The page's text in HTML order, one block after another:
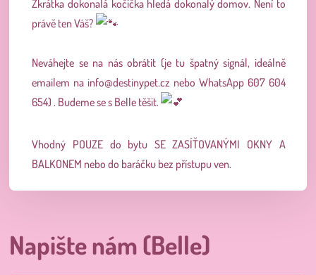
Zkrátka dokonalá kočička hledá dokonalý domov. Není to
právě ten Váš?
Neváhejte se na nás obrátit (je tu špatný signál, ideálně
emailem na info@destinypet.cz nebo WhatsApp 607 604
654) . Budeme se s Belle těšit.
Vhodný POUZE do bytu SE ZASÍŤOVANÝMI OKNY A
BALKONEM nebo do baráčku bez přístupu ven.
Napište nám (Belle)